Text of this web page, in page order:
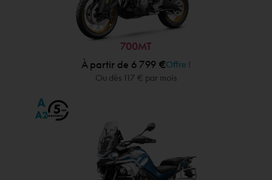
700MT
À partir de 6 799 €Offre !
Ou dès 117 € par mois